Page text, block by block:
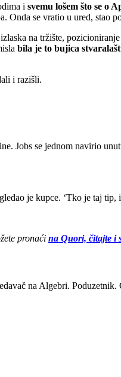
i svemu lošem što se o
Onda se vratio u ured, stao
na tržište,
bila je to bujica
i razišli.
Jobs se jednom navirio
je kupce. ‘Tko je taj tip,
pronaći na Quori, čitajte i
na Algebri.